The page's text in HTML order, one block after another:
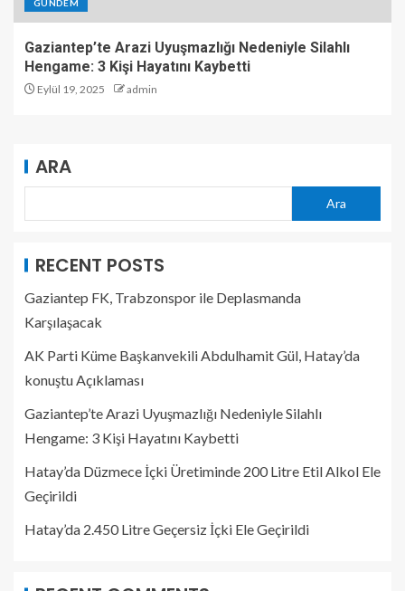
GÜNDEM
Gaziantep’te Arazi Uyuşmazlığı Nedeniyle Silahlı
Hengame: 3 Kişi Hayatını Kaybetti
Eylül 19, 2025 admin
ARA
Ara
RECENT POSTS
Gaziantep FK, Trabzonspor ile Deplasmanda
Karşılaşacak
AK Parti Küme Başkanvekili Abdulhamit Gül, Hatay’da
konuştu Açıklaması
Gaziantep’te Arazi Uyuşmazlığı Nedeniyle Silahlı
Hengame: 3 Kişi Hayatını Kaybetti
Hatay’da Düzmece İçki Üretiminde 200 Litre Etil Alkol Ele
Geçirildi
Hatay’da 2.450 Litre Geçersiz İçki Ele Geçirildi